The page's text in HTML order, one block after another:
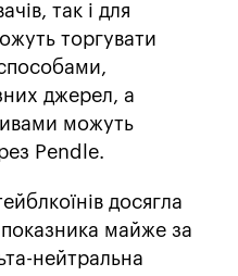
так і для
торгувати
джерел, а
можуть
Pendle.
досягла
майже за
нейтральна